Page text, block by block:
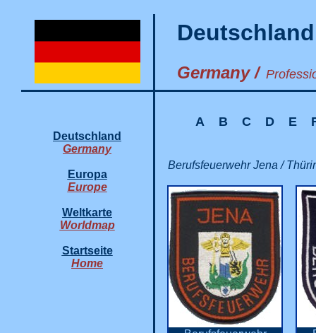
Germany /
Deutschland
Germany
Europa
Europe
Weltkarte
Worldmap
Startseite
Home
A B C D E
Berufsfeuerwehr Jena /